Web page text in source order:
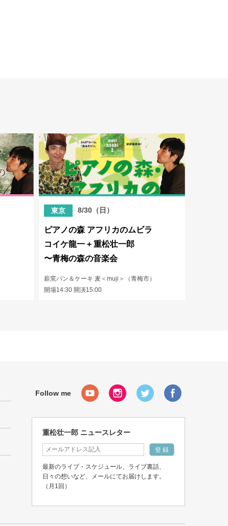
東京 8/30（日）
ピアノの森 アフリカのムビラ
コイケ龍一 + 重松壮一郎
〜青梅の森の音楽会
薪窯パン＆ケーキ 麦＜muji＞（青梅市）
開場14:30 開演15:00
重松壮一郎 ニュースレター
最新のライブ・スケジュール、ライブ裏話、
日々の想いなど、メールにてお届けします。
（月1回）